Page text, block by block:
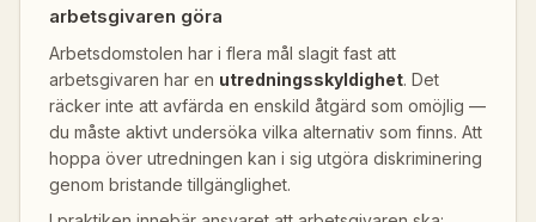
arbetsgivaren göra
Arbetsdomstolen har i flera mål slagit fast att
arbetsgivaren har en utredningsskyldighet. Det
räcker inte att avfärda en enskild åtgärd som omöjlig —
du måste aktivt undersöka vilka alternativ som finns. Att
hoppa över utredningen kan i sig utgöra diskriminering
genom bristande tillgänglighet.